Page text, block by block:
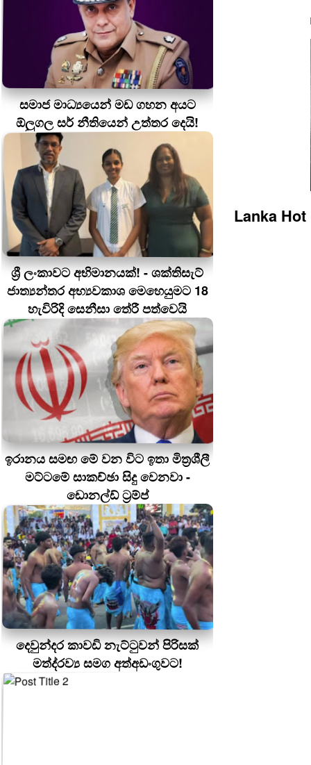
සමාජ මාධ්‍යයෙන් මඩ ගහන අයට
ඕලුගල සර් නීතියෙන් උත්තර දෙයි!
ශ්‍රී ලංකාවට අභිමානයක්! - ශක්තිසැට්
ජාත්‍යන්තර අභ්‍යවකාශ මෙහෙයුමට 18
හැවිරිදි සෙනීසා තේරී පත්වෙයි
ඉරානය සමඟ මේ වන විට ඉතා මිත්‍රශීලී
මට්ටමේ සාකච්ඡා සිදු වෙනවා -
ඩොනල්ඩ් ට්‍රම්ප්
දෙවුන්දර කාවඩි නැට්ටුවන් පිරිසක්
මත්ද‍්‍රව්‍ය සමග අත්අඩංගුවට!
Lanka